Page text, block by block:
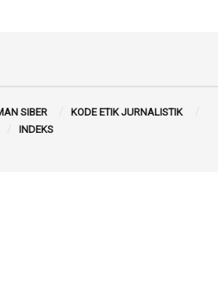
SIBER
KODE ETIK JURNALISTIK
INDEKS